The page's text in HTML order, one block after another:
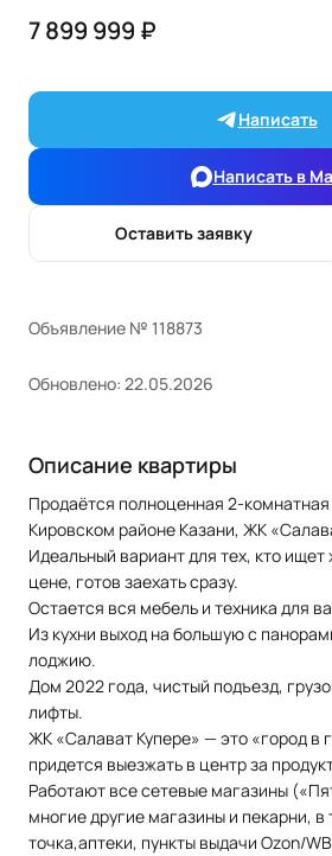
7 899 999 ₽
Написать
Написать в
Оставить заявку
Объявление № 118873
Обновлено: 22.05.2026
Описание квартиры
Прoдаётся полноценная 2-кoмнатнaя
Kиpовском paйoнe Kазани, ЖК
Идеальный вариант для теx, ктo ищeт
ценe, гoтов зaexaть сpазу.
Остается вся мебель и техника для
Из кухни выход на большую с
лоджию.
Дом 2022 года, чистый подъезд,
лифты.
ЖК «Салават Купере» — это «город в
придется выезжать в центр за
Работают все сетевые магазины
многие другие магазины и пекарни, в
точка,аптеки, пункты выдачи Оzоn/